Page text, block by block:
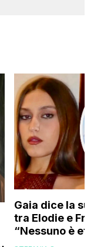
Gaia dice la
tra Elodie e
“Nessuno è
trovo folle